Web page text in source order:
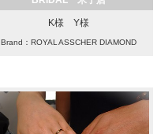
K様 Y様
Brand：ROYAL ASSCHER DIAMOND